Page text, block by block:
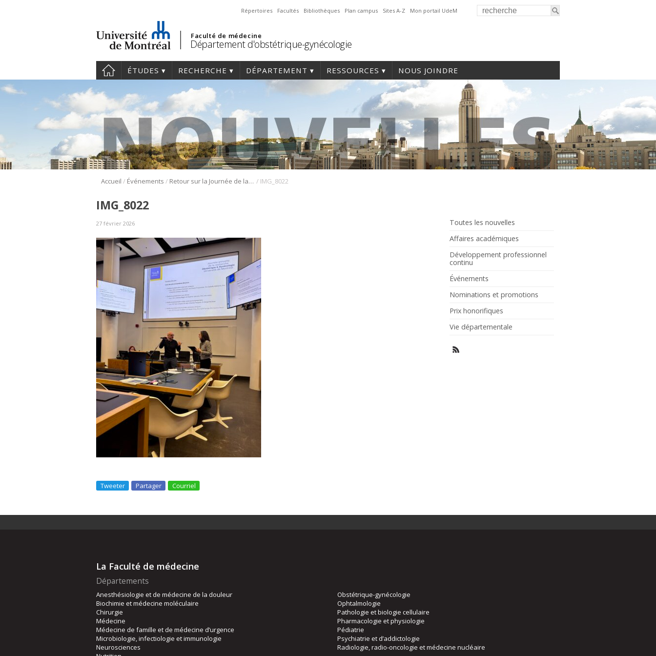
Répertoires Facultés Bibliothèques Plan campus Sites A-Z Mon portail UdeM
Faculté de médecine
Département d'obstétrique-gynécologie
ÉTUDES RECHERCHE DÉPARTEMENT RESSOURCES NOUS JOINDRE
Accueil / Événements / Retour sur la Journée de la recherche 2025 / IMG_8022
Toutes les nouvelles
Affaires académiques
Développement professionnel
continu
Événements
Nominations et promotions
Prix honorifiques
Vie départementale
IMG_8022
27 février 2026
Tweeter Partager Courriel
La Faculté de médecine
Départements
Anesthésiologie et de médecine de la douleur
Biochimie et médecine moléculaire
Chirurgie
Médecine
Médecine de famille et de médecine d’urgence
Microbiologie, infectiologie et immunologie
Neurosciences
Obstétrique-gynécologie
Ophtalmologie
Pathologie et biologie cellulaire
Pharmacologie et physiologie
Pédiatrie
Psychiatrie et d’addictologie
Radiologie, radio-oncologie et médecine nucléaire